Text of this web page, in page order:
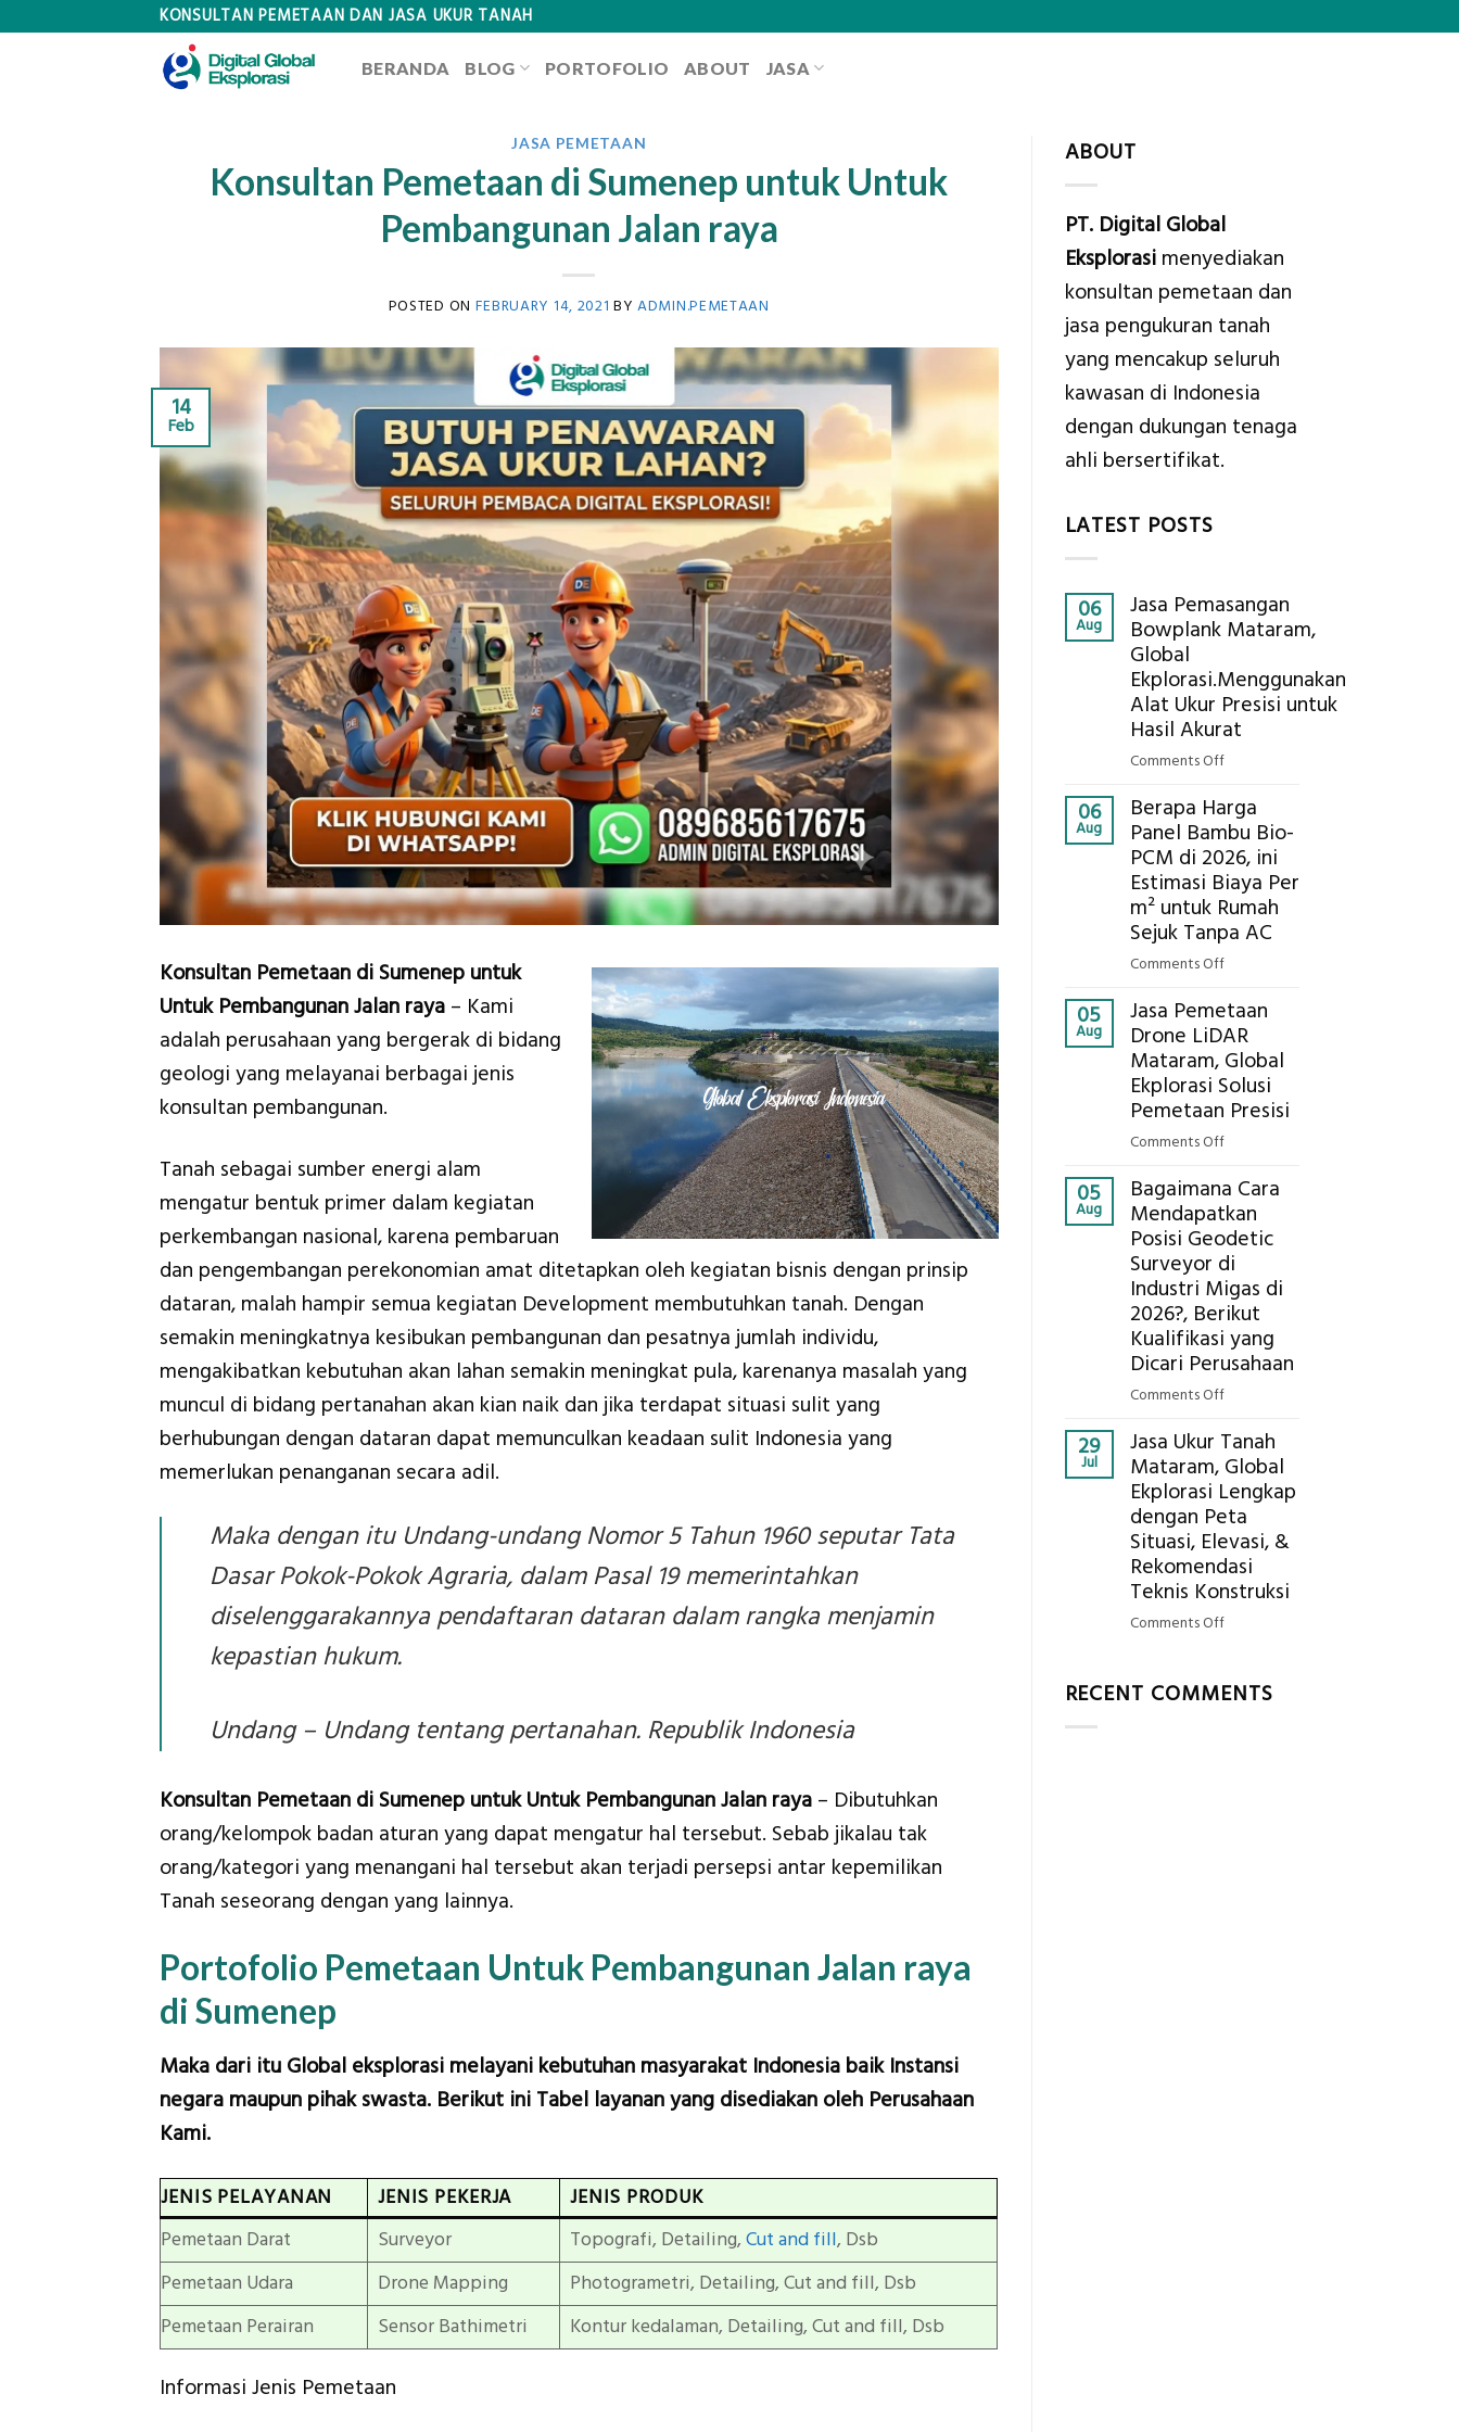
KONSULTAN PEMETAAN DAN JASA UKUR TANAH
BERANDA BLOG PORTOFOLIO ABOUT JASA
JASA PEMETAAN
Konsultan Pemetaan di Sumenep untuk Untuk
Pembangunan Jalan raya
POSTED ON FEBRUARY 14, 2021 BYADMIN.PEMETAAN
14
Feb
Konsultan Pemetaan di Sumenep untuk
Untuk Pembangunan Jalan raya – Kami
adalah perusahaan yang bergerak di bidang
geologi yang melayanai berbagai jenis
konsultan pembangunan.
Tanah sebagai sumber energi alam
mengatur bentuk primer dalam kegiatan
perkembangan nasional, karena pembaruan
dan pengembangan perekonomian amat ditetapkan oleh kegiatan bisnis dengan prinsip
dataran, malah hampir semua kegiatan Development membutuhkan tanah. Dengan
semakin meningkatnya kesibukan pembangunan dan pesatnya jumlah individu,
mengakibatkan kebutuhan akan lahan semakin meningkat pula, karenanya masalah yang
muncul di bidang pertanahan akan kian naik dan jika terdapat situasi sulit yang
berhubungan dengan dataran dapat memunculkan keadaan sulit Indonesia yang
memerlukan penanganan secara adil.
Maka dengan itu Undang-undang Nomor 5 Tahun 1960 seputar Tata
Dasar Pokok-Pokok Agraria, dalam Pasal 19 memerintahkan
diselenggarakannya pendaftaran dataran dalam rangka menjamin
kepastian hukum.
Undang – Undang tentang pertanahan. Republik Indonesia
Konsultan Pemetaan di Sumenep untuk Untuk Pembangunan Jalan raya – Dibutuhkan
orang/kelompok badan aturan yang dapat mengatur hal tersebut. Sebab jikalau tak
orang/kategori yang menangani hal tersebut akan terjadi persepsi antar kepemilikan
Tanah seseorang dengan yang lainnya.
Portofolio Pemetaan Untuk Pembangunan Jalan raya
di Sumenep
Maka dari itu Global eksplorasi melayani kebutuhan masyarakat Indonesia baik Instansi
negara maupun pihak swasta. Berikut ini Tabel layanan yang disediakan oleh Perusahaan
Kami.
JENIS PELAYANAN JENIS PEKERJA
JENIS PRODUK
Pemetaan Darat
Surveyor Topografi, Detailing, Cut and fill, Dsb
Pemetaan Udara
Drone Mapping
Photogrametri, Detailing, Cut and fill, Dsb
Pemetaan Perairan
Sensor Bathimetri Kontur kedalaman, Detailing, Cut and fill, Dsb
Informasi Jenis Pemetaan
ABOUT
PT. Digital Global
Eksplorasimenyediakan
konsultan pemetaan dan
jasa pengukuran tanah
yang mencakup seluruh
kawasan di Indonesia
dengan dukungan tenaga
ahli bersertifikat.
LATEST POSTS
06
Aug
Jasa Pemasangan
Bowplank Mataram,
Global
Ekplorasi.Menggunakan
Alat Ukur Presisi untuk
Hasil Akurat
Comments Offon
Pemasangan
Bowplank
Mataram,
Global
Ekplorasi.Menggunakan
Alat
untuk
Hasil
Akurat
06
Aug
Berapa Harga
Panel Bambu Bio-
PCM di 2026, ini
Estimasi Biaya Per
m² untuk Rumah
Sejuk Tanpa AC
Comments Offon
Harga
Panel
Bambu
Bio-
PCM
Estimasi
Biaya
Per
m²
untuk
Rumah
Sejuk
Tanpa
AC
05
Aug
Jasa Pemetaan
Drone LiDAR
Mataram, Global
Ekplorasi Solusi
Pemetaan Presisi
Comments Offon
Pemetaan
Drone
LiDAR
Mataram,
Global
Ekplorasi
Solusi
Pemetaan
05
Aug
Bagaimana Cara
Mendapatkan
Posisi Geodetic
Surveyor di
Industri Migas di
2026?, Berikut
Kualifikasi yang
Dicari Perusahaan
Comments Offon
Cara
Mendapatkan
Posisi
Geodetic
Surveyor
di
Industri
Berikut
Kualifikasi
29
Jul
Jasa Ukur Tanah
Mataram, Global
Ekplorasi Lengkap
dengan Peta
Situasi, Elevasi, &
Rekomendasi
Teknis Konstruksi
Comments Offon
Tanah
RECENT COMMENTS